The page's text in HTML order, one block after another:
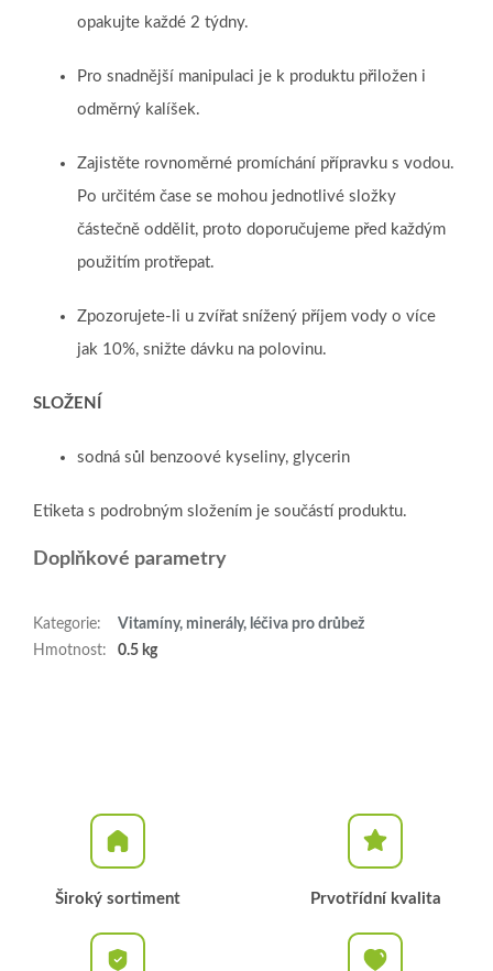
opakujte každé 2 týdny.
Pro snadnější manipulaci je k produktu přiložen i
odměrný kalíšek.
Zajistěte rovnoměrné promíchání přípravku s vodou.
Po určitém čase se mohou jednotlivé složky
částečně oddělit, proto doporučujeme před každým
použitím protřepat.
Zpozorujete-li u zvířat snížený příjem vody o více
jak 10%, snižte dávku na polovinu.
SLOŽENÍ
sodná sůl benzoové kyseliny, glycerin
Etiketa s podrobným složením je součástí produktu.
Doplňkové parametry
Kategorie:
Vitamíny, minerály, léčiva pro drůbež
Hmotnost: 0.5 kg
Široký sortiment Prvotřídní kvalita